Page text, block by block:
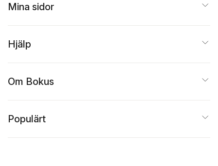
Mina sidor
Hjälp
Om Bokus
Populärt